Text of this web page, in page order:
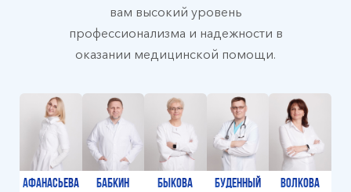
вам высокий уровень
профессионализма и надежности в
оказании медицинской помощи.
Афанасьева
Бабкин
Быкова
Буденный
Волкова